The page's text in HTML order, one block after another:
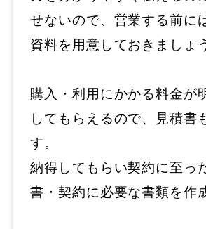
せないので、営業する前に
資料を用意しておきましょ
購入・利用にかかる料金が
してもらえるので、見積書
す。
納得してもらい契約に至っ
書・契約に必要な書類を作